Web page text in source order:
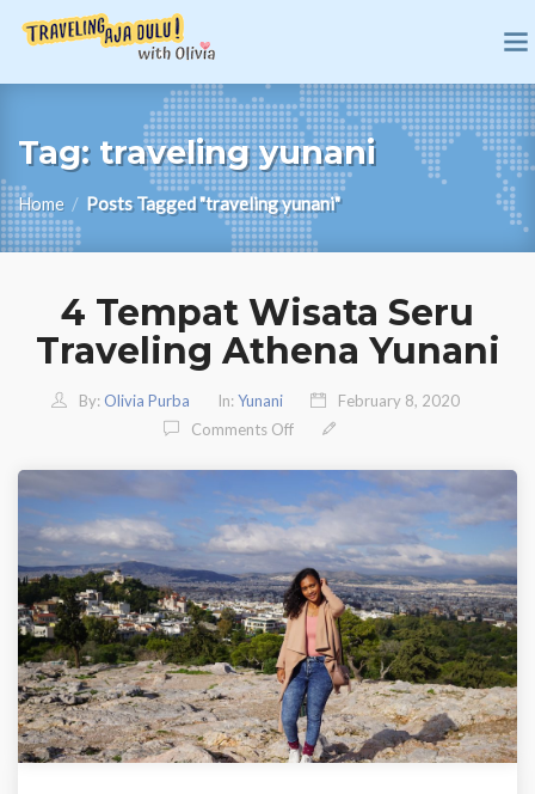
Tag: traveling yunani
Home / Posts Tagged "traveling yunani"
4 Tempat Wisata Seru
Traveling Athena Yunani
By: Olivia Purba In: Yunani
February 8, 2020
Comments OffOn 4 Tempat Wisata Seru